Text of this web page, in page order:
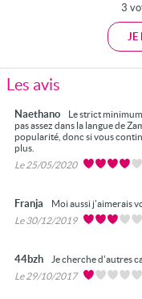
3
Les avis
Naethano
Le strict
pas assez dans la langue de
popularité, donc si vous
plus.
Le 25/05/2020
Franja
Moi aussi j'aimerais
Le 30/12/2019
44bzh
Je cherche d'autres
Le 29/10/2017